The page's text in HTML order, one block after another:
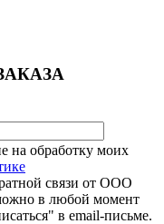
на обработку моих
связи от ООО
в любой момент
в email-письме.